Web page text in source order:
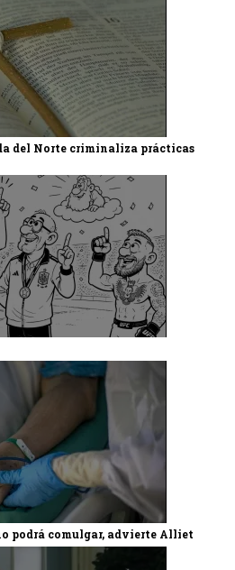
del Norte criminaliza prácticas
podrá comulgar, advierte Alliet